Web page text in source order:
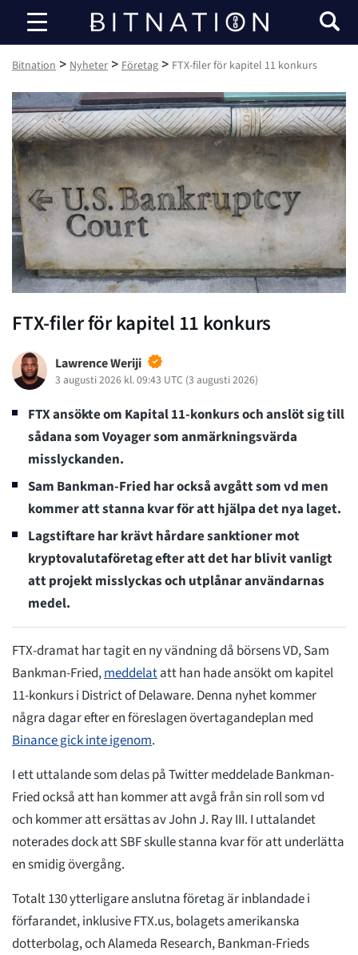
Bitnation
Bitnation > Nyheter > Företag > FTX-filer för kapitel 11 konkurs
FTX-filer för kapitel 11 konkurs
Lawrence Weriji
3 augusti 2026 kl. 09:43 UTC (3 augusti 2026)
FTX ansökte om Kapital 11-konkurs och anslöt sig till
sådana som Voyager som anmärkningsvärda
misslyckanden.
Sam Bankman-Fried har också avgått som vd men
kommer att stanna kvar för att hjälpa det nya laget.
Lagstiftare har krävt hårdare sanktioner mot
kryptovalutaföretag efter att det har blivit vanligt
att projekt misslyckas och utplånar användarnas
medel.
FTX-dramat har tagit en ny vändning då börsens VD, Sam
Bankman-Fried,meddelatatt han hade ansökt om kapitel
11-konkurs i District of Delaware. Denna nyhet kommer
några dagar efter en föreslagen övertagandeplan med
Binance gick inte igenom.
I ett uttalande som delas på Twitter meddelade Bankman-
Fried också att han kommer att avgå från sin roll som vd
och kommer att ersättas av John J. Ray III. I uttalandet
noterades dock att SBF skulle stanna kvar för att underlätta
en smidig övergång.
Totalt 130 ytterligare anslutna företag är inblandade i
förfarandet, inklusive FTX.us, bolagets amerikanska
dotterbolag, och Alameda Research, Bankman-Frieds